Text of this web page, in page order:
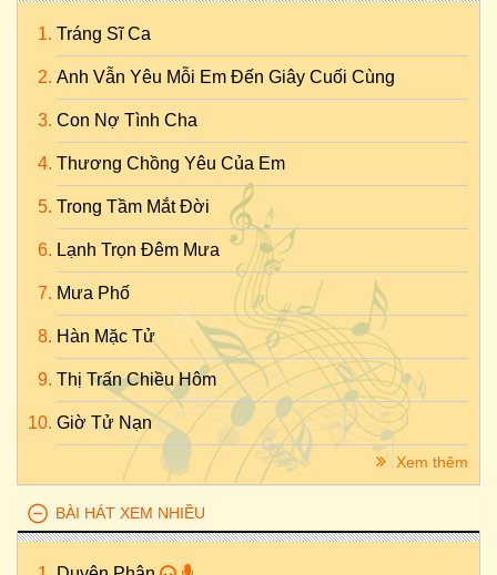
Tráng Sĩ Ca
Anh Vẫn Yêu Mỗi Em Đến Giây Cuối Cùng
Con Nợ Tình Cha
Thương Chồng Yêu Của Em
Trong Tầm Mắt Đời
Lạnh Trọn Đêm Mưa
Mưa Phố
Hàn Mặc Tử
Thị Trấn Chiều Hôm
Giờ Tử Nạn
Xem thêm
BÀI HÁT XEM NHIỀU